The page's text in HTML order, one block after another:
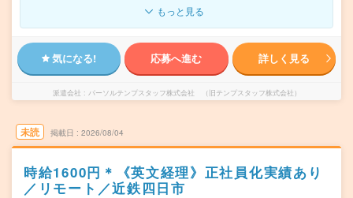
もっと見る
気になる! 応募へ進む 詳しく見る
派遣会社 パーソルテンプスタッフ株式会社 （旧テンプスタッフ株式会社）
未読 掲載日 2026/08/04
時給1600円＊《英文経理》正社員化実績あり
／リモート／近鉄四日市